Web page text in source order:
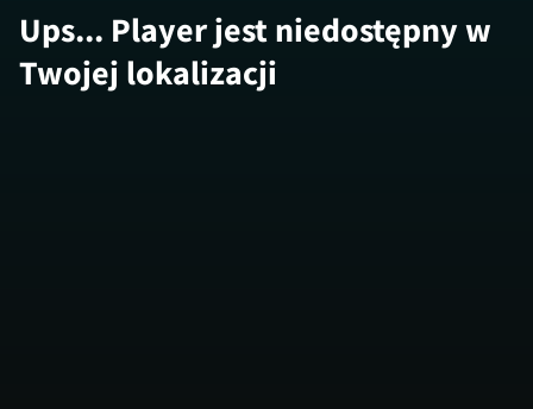
Ups... Player jest niedostępny w
Twojej lokalizacji